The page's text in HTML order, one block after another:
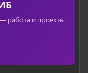
работа и проекты